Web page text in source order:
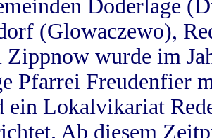
Doderlage
(Glowaczewo),
wurde im
Pfarrei Freudenfier
ein Lokalvikariat
Ab diesem